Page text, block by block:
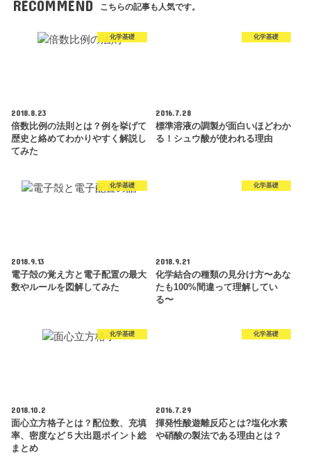
RECOMMEND こちらの記事も人気です。
化学基礎
2018.8.23
倍数比例の法則とは？例を挙げて
歴史と絡めてわかりやすく解説し
てみた
化学基礎
2016.7.28
標準溶液の調製が面白いほどわか
る！シュウ酸が使われる理由
化学基礎
2018.9.13
電子殻の覚え方と電子配置の最大
数やルールを図解してみた
化学基礎
2018.9.21
化学結合の種類の見分け方〜あな
たも100%間違って理解してい
る〜
化学基礎
2018.10.2
面心立方格子とは？配位数、充填
率、密度など５大出題ポイント総
まとめ
化学基礎
2016.7.29
揮発性酸遊離反応とは?塩化水素
や硝酸の製法である理由とは？